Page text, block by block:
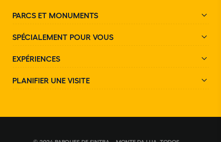
PARCS ET MONUMENTS
SPÉCIALEMENT POUR VOUS
EXPÉRIENCES
PLANIFIER UNE VISITE